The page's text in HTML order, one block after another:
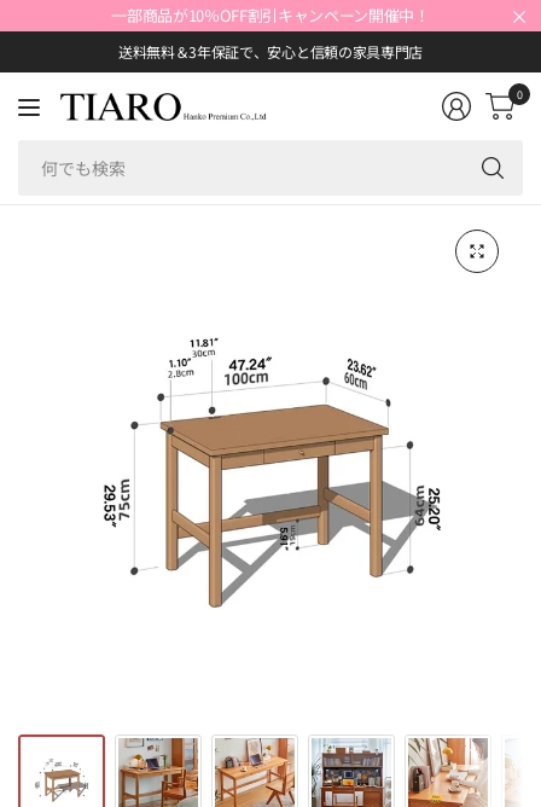
一部商品が10％OFF割引キャンペーン開催中！ ×
送料無料＆3年保証で、安心と信頼の家具専門店
0